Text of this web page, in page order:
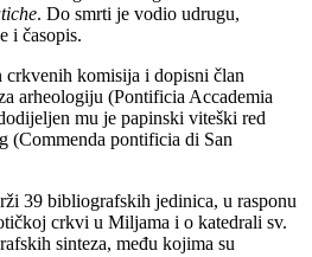
. Do smrti je vodio udrugu,
i časopis.
komisija i dopisni član
arheologiju (Pontificia Accademia
mu je papinski viteški red
(Commenda pontificia di San
39 bibliografskih jedinica, u rasponu
crkvi u Miljama i o katedrali sv.
sinteza, među kojima su